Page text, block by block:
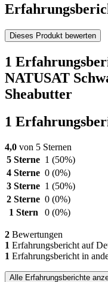
Dieses Produkt bewerten
1
NATUSAT
Sheabutter
1
4,0 von 5 Sternen
5 Sterne 1 (50%)
4 Sterne 0 (0%)
3 Sterne 1 (50%)
2 Sterne 0 (0%)
1 Stern
0 (0%)
2 Bewertungen
1 Erfahrungsbericht auf
1 Erfahrungsbericht in
Alle Erfahrungsberichte